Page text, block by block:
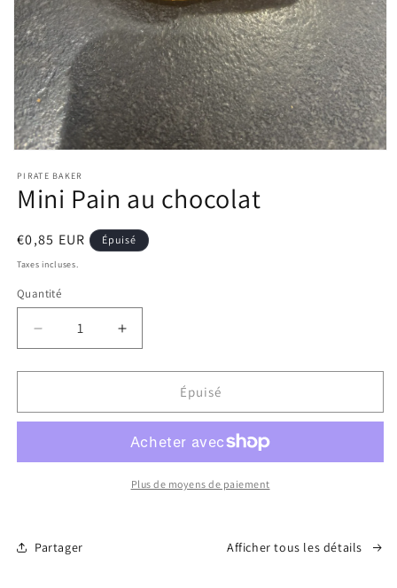
média
dans
fenêtre
modale
PIRATE BAKER
Mini Pain au chocolat
Prix
habituel
€0,85 EUR Épuisé
Taxes incluses.
Quantité
Réduire
la
quantité
Mini
chocolat
Augmenter
la
quantité
Mini
au
chocolat
Épuisé
Plus de moyens de paiement
Partager Afficher tous les détails